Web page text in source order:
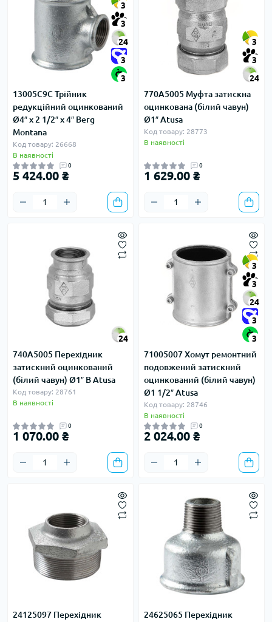
3
3
24
3
3
13005C9C Трійник
редукційний оцинкований
Ø4″ х 2 1/2″ х 4″ Berg
Montana
Код товару: 26668
В наявності
0
5 424.00 ₴
3
3
24
770A5005 Муфта затискна
оцинкована (білий чавун)
Ø1″ Atusa
Код товару: 28773
В наявності
0
1 629.00 ₴
24
740A5005 Перехідник
затискний оцинкований
(білий чавун) Ø1″ В Atusa
Код товару: 28761
В наявності
0
1 070.00 ₴
3
3
24
3
3
71005007 Хомут ремонтний
подовжений затискний
оцинкований (білий чавун)
Ø1 1/2″ Atusa
Код товару: 28746
В наявності
0
2 024.00 ₴
24125097 Перехідник
24625065 Перехідник